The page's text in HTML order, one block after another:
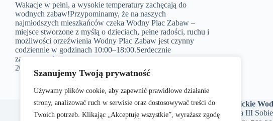
Szanujemy Twoją prywatność
Używamy plików cookie, aby zapewnić prawidłowe działanie
strony, analizować ruch w serwisie oraz dostosowywać treści do
Twoich potrzeb. Klikając „Akceptuję wszystkie”, wyrażasz zgodę
Wakacje w pełni, a wysokie temperatury zachęcają do
wodnych zabaw!Przypominamy, że na naszych
najmłodszych mieszkańców czeka Wodny Plac Zabaw –
miejsce stworzone z myślą o dzieciach, pełne radości, ruchu i
możliwości orzeźwienia Wodny Plac Zabaw jest czynny
codziennie w godzinach 10:00–18:00.Serdecznie
zapraszamy!
2026-07-07
Wojkowickie
📍ul. Jana III